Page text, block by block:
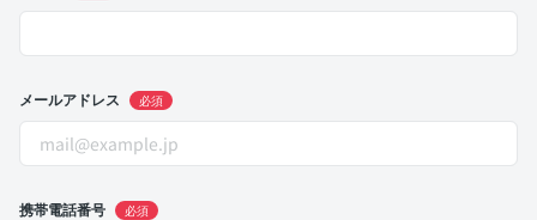
メールアドレス 必須
携帯電話番号 必須